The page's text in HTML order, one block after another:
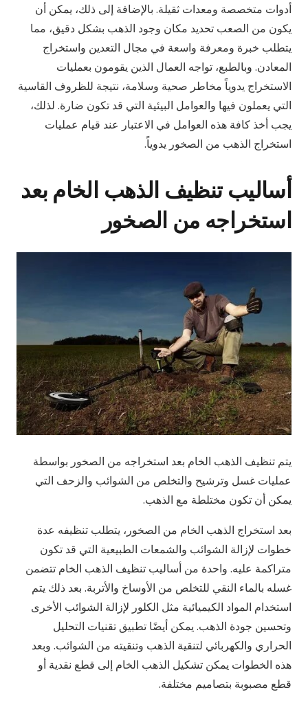
أدوات متخصصة ومعدات ثقيلة. بالإضافة إلى ذلك، يمكن أن
يكون من الصعب تحديد مكان وجود الذهب بشكل دقيق، مما
يتطلب خبرة ومعرفة واسعة في مجال التعدين واستخراج
المعادن. وبالطبع، تواجه العمال الذين يقومون بعمليات
الاستخراج يدوياً مخاطر صحية وسلامة، نتيجة للظروف القاسية
التي يعملون فيها والعوامل البيئية التي قد تكون ضارة. لذلك،
يجب أخذ كافة هذه العوامل في الاعتبار عند قيام عمليات
استخراج الذهب من الصخور يدوياً.
أساليب تنظيف الذهب الخام بعد
استخراجه من الصخور
يتم تنظيف الذهب الخام بعد استخراجه من الصخور بواسطة
عمليات غسل وترشيح والتخلص من الشوائب والزحف التي
يمكن أن تكون مختلطة مع الذهب.
بعد استخراج الذهب الخام من الصخور، يتطلب تنظيفه عدة
خطوات لإزالة الشوائب والشمعات الطبيعية التي قد تكون
متراكمة عليه. واحدة من أساليب تنظيف الذهب الخام تتضمن
غسله بالماء النقي للتخلص من الأوساخ والأتربة. بعد ذلك يتم
استخدام المواد الكيميائية مثل الكلور لإزالة الشوائب الأخرى
وتحسين جودة الذهب. يمكن أيضًا تطبيق تقنيات التحليل
الحراري والكهربائي لتنقية الذهب وتنقيته من الشوائب. وبعد
هذه الخطوات يمكن تشكيل الذهب الخام إلى قطع نقدية أو
قطع مصبوبة بتصاميم مختلفة.